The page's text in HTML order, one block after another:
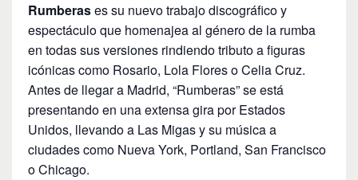
Rumberases su nuevo trabajo discográfico y
espectáculo que homenajea al género de la rumba
en todas sus versiones rindiendo tributo a figuras
icónicas como Rosario, Lola Flores o Celia Cruz.
Antes de llegar a Madrid, “Rumberas” se está
presentando en una extensa gira por Estados
Unidos, llevando a Las Migas y su música a
ciudades como Nueva York, Portland, San Francisco
o Chicago.